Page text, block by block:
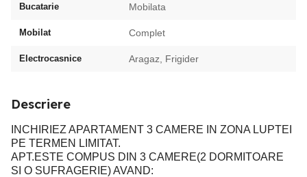
Bucatarie Mobilata
Mobilat Complet
Electrocasnice Aragaz, Frigider
Descriere
INCHIRIEZ APARTAMENT 3 CAMERE IN ZONA LUPTEI
PE TERMEN LIMITAT.
APT.ESTE COMPUS DIN 3 CAMERE(2 DORMITOARE
SI O SUFRAGERIE) AVAND: